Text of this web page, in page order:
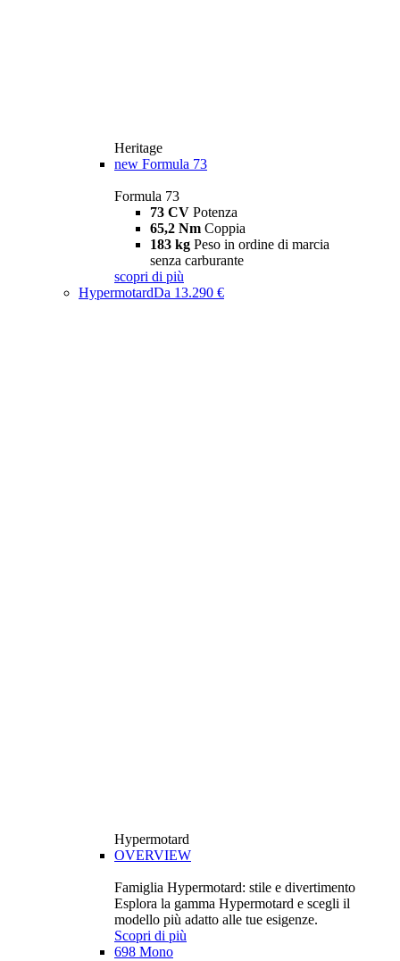
Heritage
new Formula 73
Formula 73
73 CV Potenza
65,2 Nm Coppia
183 kg Peso in ordine di marcia
senza carburante
scopri di più
HypermotardDa 13.290 €
Hypermotard
OVERVIEW
Famiglia Hypermotard: stile e divertimento
Esplora la gamma Hypermotard e scegli il
modello più adatto alle tue esigenze.
Scopri di più
698 Mono